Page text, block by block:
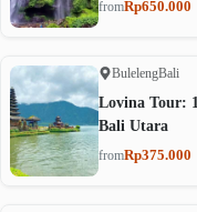
fromRp650.000
BulelengBali
Lovina Tour:
Bali Utara
fromRp375.000